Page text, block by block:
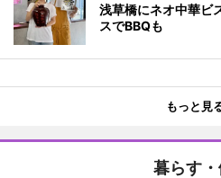
浅草橋にネオ中華
スでBBQも
もっと見
暮らす・